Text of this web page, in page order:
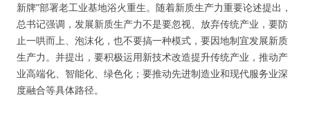
新牌”部署老工业基地浴火重生。随着新质生产力重要论述提出，
总书记强调，发展新质生产力不是要忽视、放弃传统产业，要防
止一哄而上、泡沫化，也不要搞一种模式，要因地制宜发展新质
生产力。并提出，要积极运用新技术改造提升传统产业，推动产
业高端化、智能化、绿色化；要推动先进制造业和现代服务业深
度融合等具体路径。